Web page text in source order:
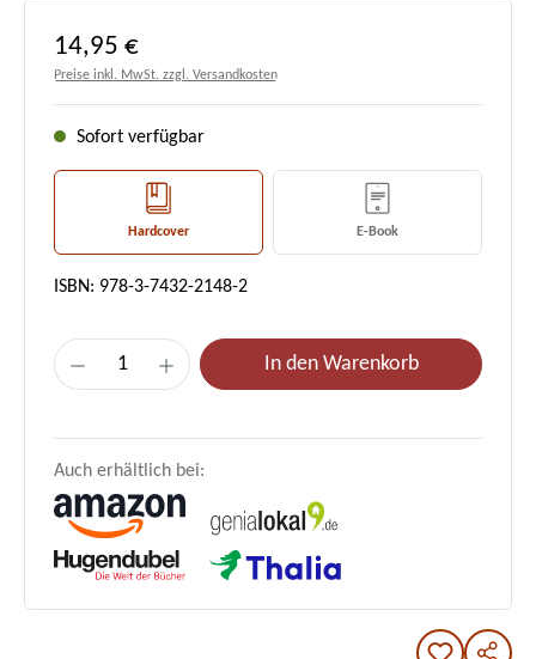
Regulärer Preis:
14,95 €
Preise inkl. MwSt. zzgl. Versandkosten
Sofort verfügbar
Hardcover E-Book
ISBN: 978-3-7432-2148-2
Produkt Anzahl: Gib den gewünschten
In den Warenkorb
Auch erhältlich bei: